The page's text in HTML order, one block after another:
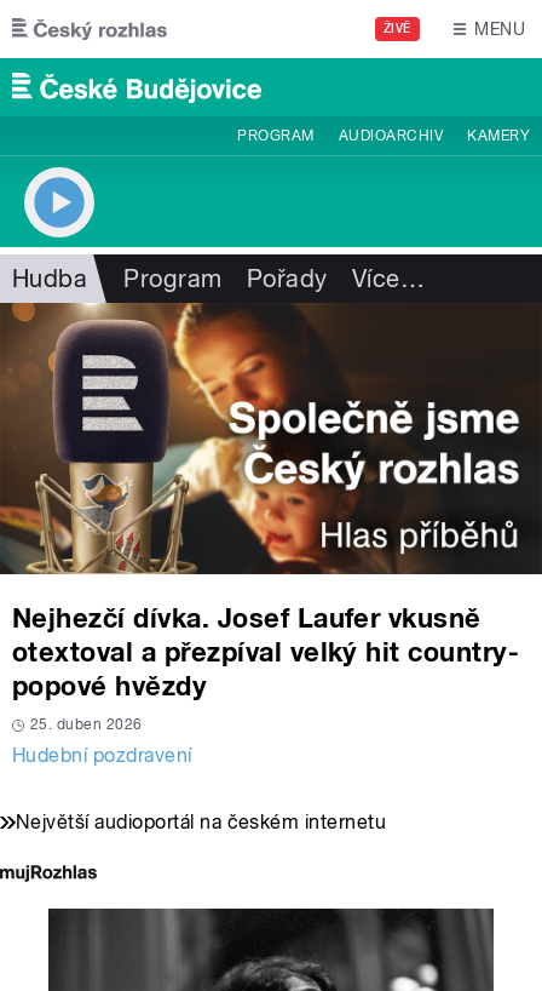
Přejít k hlavnímu obsahu
ŽIVĚ MENU
PROGRAM AUDIOARCHIV KAMERY
Hudba Program Pořady Více…
Nejhezčí dívka. Josef Laufer vkusně
otextoval a přezpíval velký hit country-
popové hvězdy
25. duben 2026
Hudební pozdravení
Největší audioportál na českém internetu